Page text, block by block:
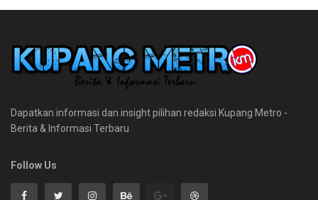
Dapatkan informasi dan insight pilihan redaksi Kupang Metro -
Berita & Informasi Terbaru
Follow Us